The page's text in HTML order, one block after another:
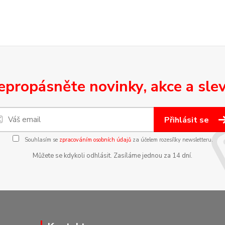
novinky, akce a
Přihlásit se
Souhlasím se zpracováním osobních údajůza účelem rozesílky newsletteru.
Můžete se kdykoli odhlásit. Zasíláme jednou za 14 dní.